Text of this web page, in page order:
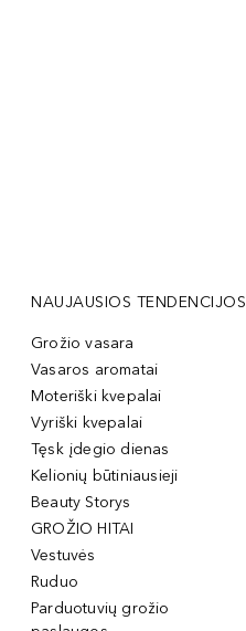
NAUJAUSIOS TENDENCIJOS
Grožio vasara
Vasaros aromatai
Moteriški kvepalai
Vyriški kvepalai
Tęsk įdegio dienas
Kelionių būtiniausieji
Beauty Storys
GROŽIO HITAI
Vestuvės
Ruduo
Parduotuvių grožio